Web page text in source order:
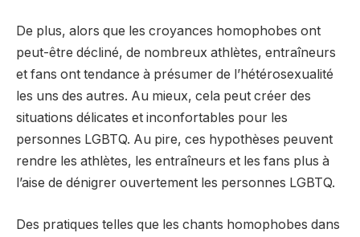
De plus, alors que les croyances homophobes ont
peut-être décliné, de nombreux athlètes, entraîneurs
et fans ont tendance à présumer de l’hétérosexualité
les uns des autres. Au mieux, cela peut créer des
situations délicates et inconfortables pour les
personnes LGBTQ. Au pire, ces hypothèses peuvent
rendre les athlètes, les entraîneurs et les fans plus à
l’aise de dénigrer ouvertement les personnes LGBTQ.
Des pratiques telles que les chants homophobes dans